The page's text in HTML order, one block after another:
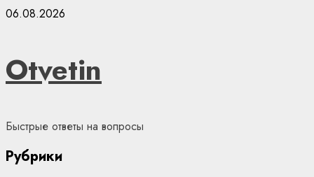
Skip
06.08.2026
Otvetin
Быстрые ответы на вопросы
Рубрики